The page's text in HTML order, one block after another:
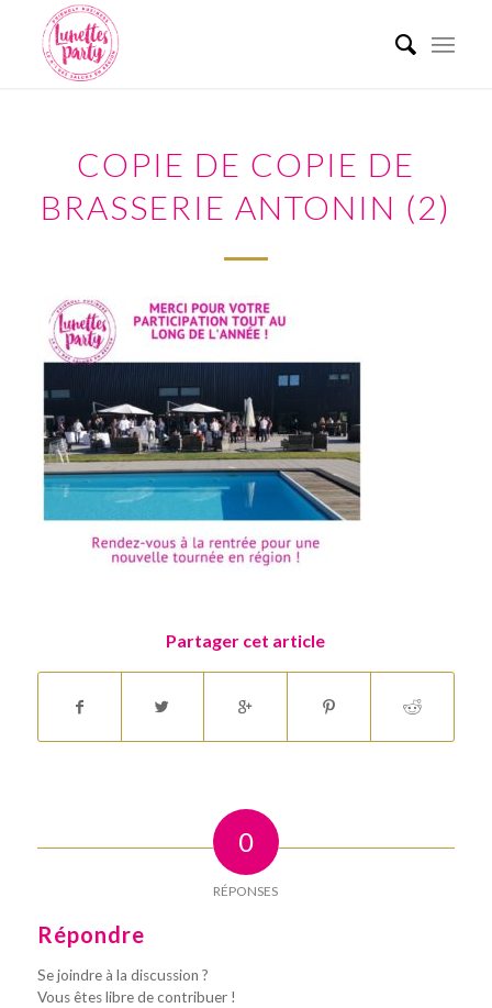
COPIE DE COPIE DE
BRASSERIE ANTONIN (2)
Partager cet article
0
RÉPONSES
Répondre
Se joindre à la discussion ?
Vous êtes libre de contribuer !